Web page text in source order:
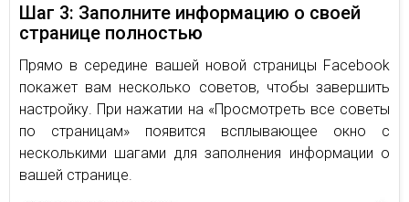
Шаг 3: Заполните информацию о своей
странице полностью
Прямо в середине вашей новой страницы Facebook
покажет вам несколько советов, чтобы завершить
настройку. При нажатии на «Просмотреть все советы
по страницам» появится всплывающее окно с
несколькими шагами для заполнения информации о
вашей странице.